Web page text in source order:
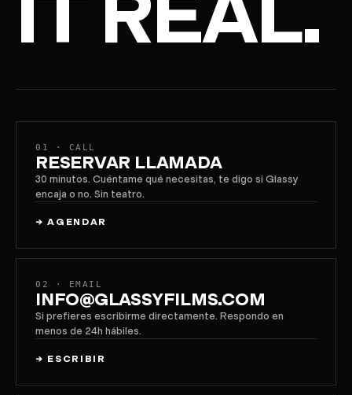
01 · CALL
RESERVAR LLAMADA
30 minutos. Cuéntame qué necesitas, te digo si Glassy
encaja o no. Sin teatro.
→AGENDAR
02 · EMAIL
INFO@GLASSYFILMS.COM
Si prefieres escribirme directamente. Respondo en
menos de 24h hábiles.
→ ESCRIBIR